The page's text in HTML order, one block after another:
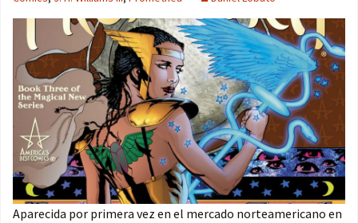
Aparecida por primera vez en el mercado norteamericano en